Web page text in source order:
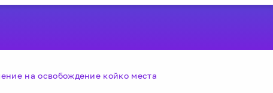
на освобождение койко места